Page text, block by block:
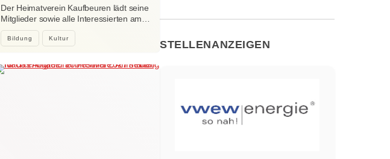
Bildung Kultur
Der Heimatverein Kaufbeuren lädt seine
Mitglieder sowie alle Interessierten am…
STELLENANZEIGEN